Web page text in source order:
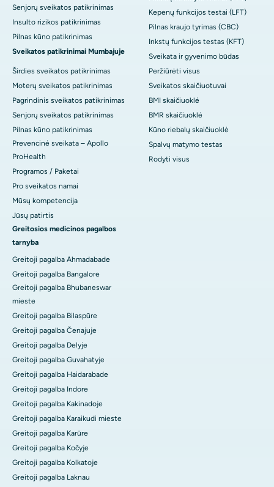
Senjorų sveikatos patikrinimas
Insulto rizikos patikrinimas
Pilnas kūno patikrinimas
Sveikatos patikrinimai Mumbajuje
Širdies sveikatos patikrinimas
Moterų sveikatos patikrinimas
Pagrindinis sveikatos patikrinimas
Senjorų sveikatos patikrinimas
Pilnas kūno patikrinimas
Prevencinė sveikata – Apollo
ProHealth
Programos / Paketai
Pro sveikatos namai
Mūsų kompetencija
Jūsų patirtis
Greitosios medicinos pagalbos
tarnyba
Greitoji pagalba Ahmadabade
Greitoji pagalba Bangalore
Greitoji pagalba Bhubaneswar
mieste
Greitoji pagalba Bilaspūre
Greitoji pagalba Čenajuje
Greitoji pagalba Delyje
Greitoji pagalba Guvahatyje
Greitoji pagalba Haidarabade
Greitoji pagalba Indore
Greitoji pagalba Kakinadoje
Greitoji pagalba Karaikudi mieste
Greitoji pagalba Karūre
Greitoji pagalba Kočyje
Greitoji pagalba Kolkatoje
Greitoji pagalba Laknau
Kepenų funkcijos testai (LFT)
Pilnas kraujo tyrimas (CBC)
Inkstų funkcijos testas (KFT)
Sveikata ir gyvenimo būdas
Peržiūrėti visus
Sveikatos skaičiuotuvai
BMI skaičiuoklė
BMR skaičiuoklė
Kūno riebalų skaičiuoklė
Spalvų matymo testas
Rodyti visus